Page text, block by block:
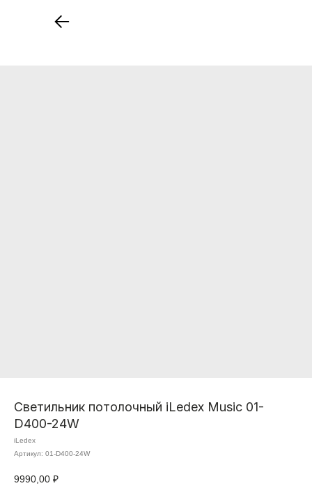
Светильник потолочный iLedex Music 01-
D400-24W
iLedex
Артикул: 01-D400-24W
9990,00 ₽